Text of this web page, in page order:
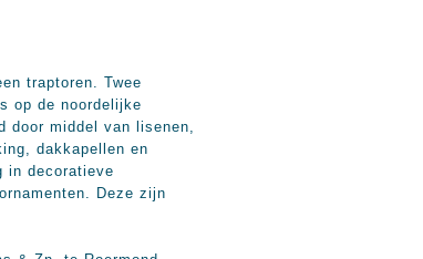
traptoren. Twee
op de noordelijke
door middel van lisenen,
dakkapellen en
in decoratieve
Deze zijn